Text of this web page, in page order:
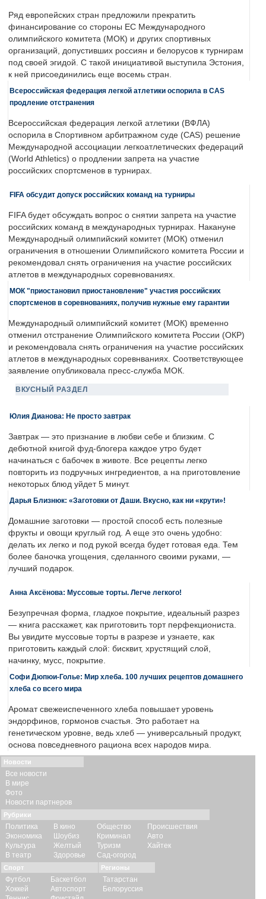
Ряд европейских стран предложили прекратить
финансирование со стороны ЕС Международного
олимпийского комитета (МОК) и других спортивных
организаций, допустивших россиян и белорусов к турнирам
под своей эгидой. С такой инициативой выступила Эстония,
к ней присоединились еще восемь стран.
Всероссийская федерация легкой атлетики оспорила в CAS
продление отстранения
Всероссийская федерация легкой атлетики (ВФЛА)
оспорила в Спортивном арбитражном суде (CAS) решение
Международной ассоциации легкоатлетических федераций
(World Athletics) о продлении запрета на участие
российских спортсменов в турнирах.
FIFA обсудит допуск российских команд на турниры
FIFA будет обсуждать вопрос о снятии запрета на участие
российских команд в международных турнирах. Накануне
Международный олимпийский комитет (МОК) отменил
ограничения в отношении Олимпийского комитета России и
рекомендовал снять ограничения на участие российских
атлетов в международных соревнованиях.
МОК "приостановил приостановление" участия российских
спортсменов в соревнованиях, получив нужные ему гарантии
Международный олимпийский комитет (МОК) временно
отменил отстранение Олимпийского комитета России (ОКР)
и рекомендовала снять ограничения на участие российских
атлетов в международных соревнваниях. Соответствующее
заявление опубликовала пресс-служба МОК.
ВКУСНЫЙ РАЗДЕЛ
Юлия Дианова: Не просто завтрак
Завтрак — это признание в любви себе и близким. С
дебютной книгой фуд-блогера каждое утро будет
начинаться с бабочек в животе. Все рецепты легко
повторить из подручных ингредиентов, а на приготовление
некоторых блюд уйдет 5 минут.
Дарья Близнюк: «Заготовки от Даши. Вкусно, как ни «крути»!
Домашние заготовки — простой способ есть полезные
фрукты и овощи круглый год. А еще это очень удобно:
делать их легко и под рукой всегда будет готовая еда. Тем
более баночка угощения, сделанного своими руками, —
лучший подарок.
Анна Аксёнова: Муссовые торты. Легче легкого!
Безупречная форма, гладкое покрытие, идеальный разрез
— книга расскажет, как приготовить торт перфекциониста.
Вы увидите муссовые торты в разрезе и узнаете, как
приготовить каждый слой: бисквит, хрустящий слой,
начинку, мусс, покрытие.
Софи Дюпюи-Голье: Мир хлеба. 100 лучших рецептов домашнего
хлеба со всего мира
Аромат свежеиспеченного хлеба повышает уровень
эндорфинов, гормонов счастья. Это работает на
генетическом уровне, ведь хлеб — универсальный продукт,
основа повседневного рациона всех народов мира.
Новости
Все новости
В мире
Фото
Новости партнеров
Рубрики
Политика
Экономика
Культура
В театр
В кино
Шоубиз
Желтый
Здоровье
Общество
Криминал
Туризм
Сад-огород
Происшествия
Авто
Хайтек
Спорт
Футбол
Хоккей
Баскетбол
Автоспорт
Регионы
Татарстан
Белоруссия